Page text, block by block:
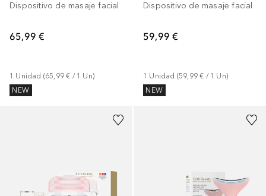
Dispositivo de masaje facial
65,99 €
1 Unidad (65,99 € / 1 Un)
NEW
Dispositivo de masaje facial
59,99 €
1 Unidad (59,99 € / 1 Un)
NEW